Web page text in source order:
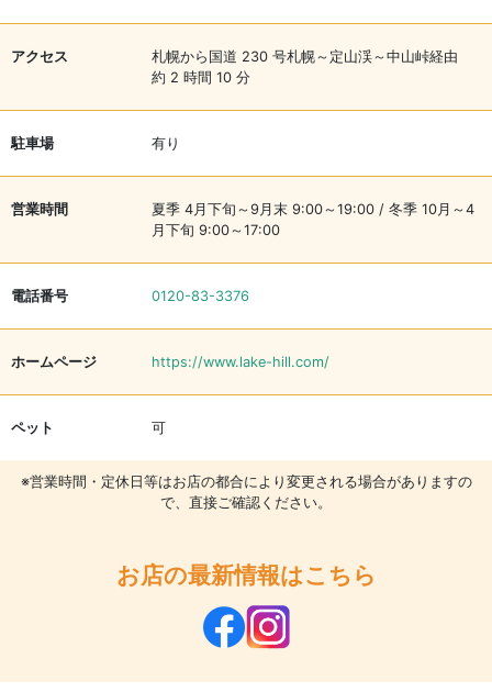
アクセス
札幌から国道 230 号札幌～定山渓～中山峠経由
約 2 時間 10 分
駐車場 有り
営業時間
夏季 4月下旬～9月末 9:00～19:00 / 冬季 10月～4
月下旬 9:00～17:00
電話番号 0120-83-3376
ホームページ https://www.lake-hill.com/
ペット 可
※営業時間・定休日等はお店の都合により変更される場合がありますの
で、直接ご確認ください。
お店の最新情報はこちら